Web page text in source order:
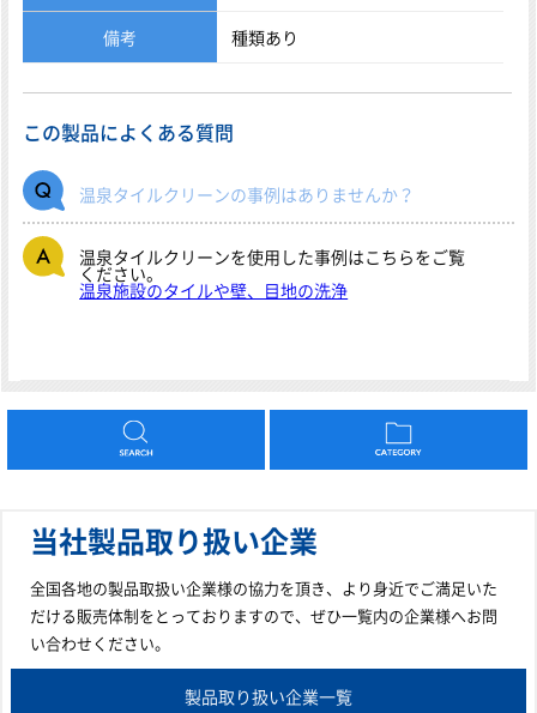
備考 種類あり
この製品によくある質問
温泉タイルクリーンの事例はありませんか？
温泉タイルクリーンを使用した事例はこちらをご覧
ください。
温泉施設のタイルや壁、目地の洗浄
当社製品取り扱い企業
全国各地の製品取扱い企業様の協力を頂き、より身近でご満足いた
だける販売体制をとっておりますので、ぜひ一覧内の企業様へお問
い合わせください。
製品取り扱い企業一覧